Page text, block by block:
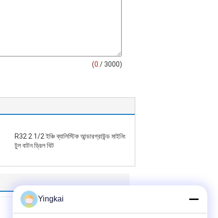
(0 / 3000)
R32 2 1/2 ইঞ্চি ব্যালিস্টিক আন্ডারগ্রাউন্ড মাইনিং
টুল বাটন ড্রিল বিট
Yingkai